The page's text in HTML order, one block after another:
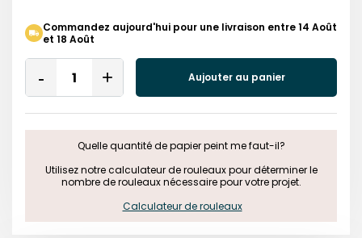
Commandez aujourd'hui pour une livraison entre 14 Août
et 18 Août
Quantity
Remove
One
Add
One
Aujouter au panier
Quelle quantité de papier peint me faut-il?
Utilisez notre calculateur de rouleaux pour déterminer le
nombre de rouleaux nécessaire pour votre projet.
Calculateur de rouleaux